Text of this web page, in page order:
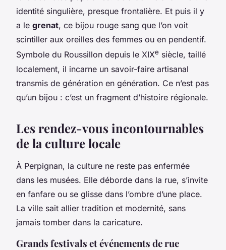
identité singulière, presque frontalière. Et puis il y
a le grenat, ce bijou rouge sang que l’on voit
scintiller aux oreilles des femmes ou en pendentif.
Symbole du Roussillon depuis le XIXe siècle, taillé
localement, il incarne un savoir-faire artisanal
transmis de génération en génération. Ce n’est pas
qu’un bijou : c’est un fragment d’histoire régionale.
Les rendez-vous incontournables
de la culture locale
À Perpignan, la culture ne reste pas enfermée
dans les musées. Elle déborde dans la rue, s’invite
en fanfare ou se glisse dans l’ombre d’une place.
La ville sait allier tradition et modernité, sans
jamais tomber dans la caricature.
Grands festivals et événements de rue